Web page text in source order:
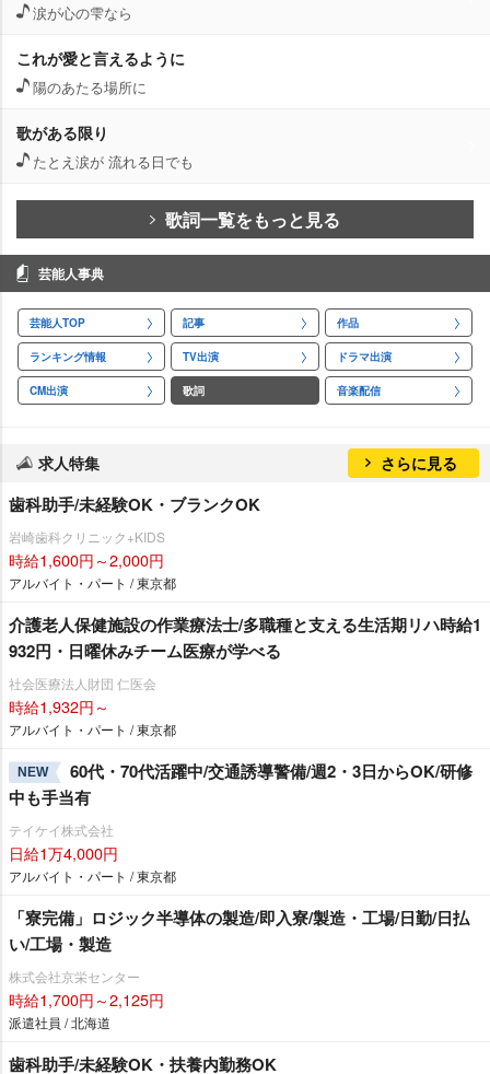
涙が心の雫なら
これが愛と言えるように
陽のあたる場所に
歌がある限り
たとえ涙が 流れる日でも
歌詞一覧をもっと見る
芸能人事典
芸能人TOP 記事 作品
ランキング情報 TV出演 ドラマ出演
CM出演 歌詞 音楽配信
求人特集 さらに見る
歯科助手/未経験OK・ブランクOK
崎歯科クリニック+KIDS
時給1,600円～2,000円
アルバイト・パート / 東京都
介護老人保健施設の作業療法士/多職種と支える生活期リハ時給1
932円・日曜休みチーム医療が学べる
社会医療法人財団 仁医会
時給1,932円～
アルバイト・パート / 東京都
NEW
60代・70代活躍中/交通誘導警備/週2・3日からOK/研修
中も手当有
テイケイ株式会社
日給1万4,000円
アルバイト・パート / 東京都
「寮完備」ロジック半導体の製造/即入寮/製造・工場/日勤/日払
い/工場・製造
株式会社京栄センター
時給1,700円～2,125円
派遣社員 / 北海道
歯科助手/未経験OK・扶養内勤務OK